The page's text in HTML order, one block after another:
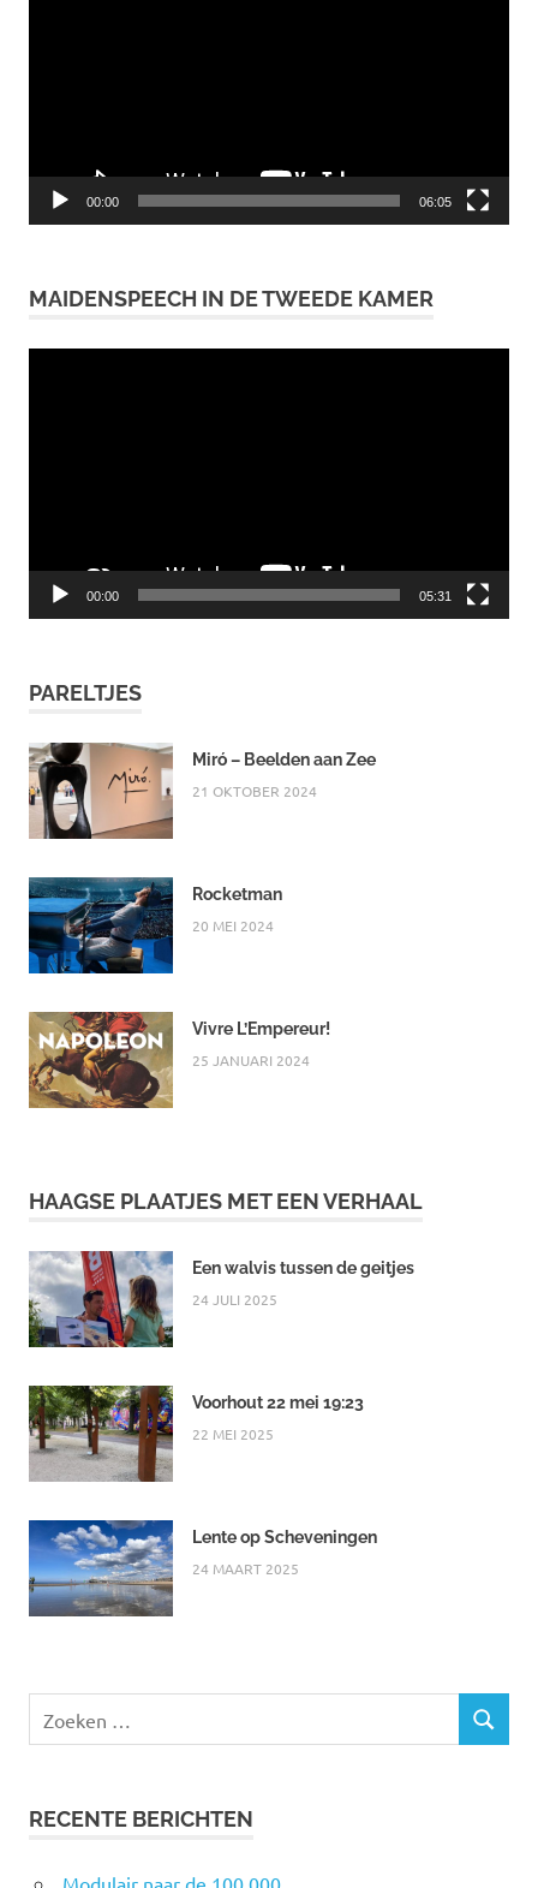
00:00 06:05
MAIDENSPEECH IN DE TWEEDE KAMER
00:00 05:31
PARELTJES
Miró – Beelden aan Zee
21 OKTOBER 2024
Rocketman
20 MEI 2024
Vivre L’Empereur!
25 JANUARI 2024
HAAGSE PLAATJES MET EEN VERHAAL
Een walvis tussen de geitjes
24 JULI 2025
Voorhout 22 mei 19:23
22 MEI 2025
Lente op Scheveningen
24 MAART 2025
naar:
ZOEKEN
RECENTE BERICHTEN